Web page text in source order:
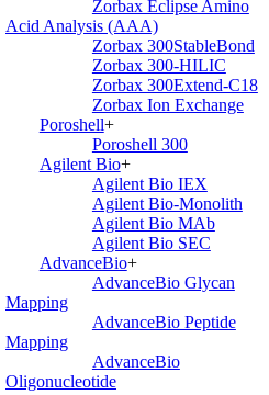
Zorbax Eclipse Amino
Acid Analysis (AAA)
Zorbax 300StableBond
Zorbax 300-HILIC
Zorbax 300Extend-C18
Zorbax Ion Exchange
Poroshell+
Poroshell 300
Agilent Bio+
Agilent Bio IEX
Agilent Bio-Monolith
Agilent Bio MAb
Agilent Bio SEC
AdvanceBio+
AdvanceBio Glycan
Mapping
AdvanceBio Peptide
Mapping
AdvanceBio
Oligonucleotide